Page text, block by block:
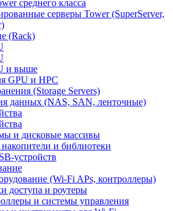
среднего класса
серверы Tower (SuperServer,
(Rack)
и выше
GPU и HPC
(Storage Servers)
данных (NAS, SAN, ленточные)
и дисковые массивы
и библиотеки
устройств
(Wi-Fi APs, контроллеры)
доступа и роутеры
и системы управления